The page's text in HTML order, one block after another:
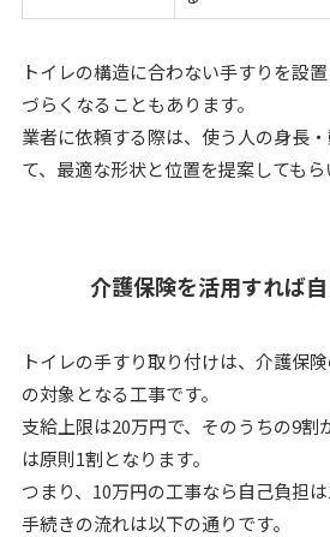
トイレの構造に合わない手すりを設
づらくなることもあります。
業者に依頼する際は、使う人の身長
て、最適な形状と位置を提案してもら
介護保険を活用すれば
トイレの手すり取り付けは、介護保
の対象となる工事です。
支給上限は20万円で、そのうちの9割
は原則1割となります。
つまり、10万円の工事なら自己負担は
手続きの流れは以下の通りです。